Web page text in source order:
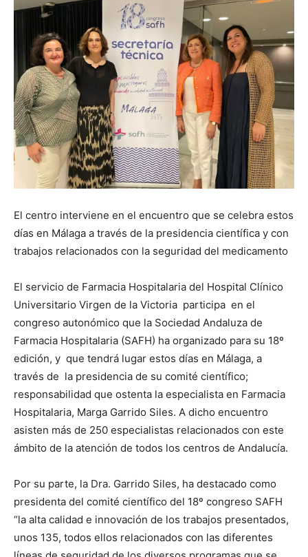
El centro interviene en el encuentro que se celebra estos
días en Málaga a través de la presidencia científica y con
trabajos relacionados con la seguridad del medicamento
El servicio de Farmacia Hospitalaria del Hospital Clínico
Universitario Virgen de la Victoria participa en el
congreso autonómico que la Sociedad Andaluza de
Farmacia Hospitalaria (SAFH) ha organizado para su 18º
edición, y que tendrá lugar estos días en Málaga, a
través de la presidencia de su comité científico;
responsabilidad que ostenta la especialista en Farmacia
Hospitalaria, Marga Garrido Siles. A dicho encuentro
asisten más de 250 especialistas relacionados con este
ámbito de la atención de todos los centros de Andalucía.
Por su parte, la Dra. Garrido Siles, ha destacado como
presidenta del comité científico del 18º congreso SAFH
“la alta calidad e innovación de los trabajos presentados,
unos 135, todos ellos relacionados con las diferentes